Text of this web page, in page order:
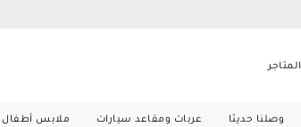
المتاجر
وصلنا حديثا عربات ومقاعد سيارات ملابس أطفال